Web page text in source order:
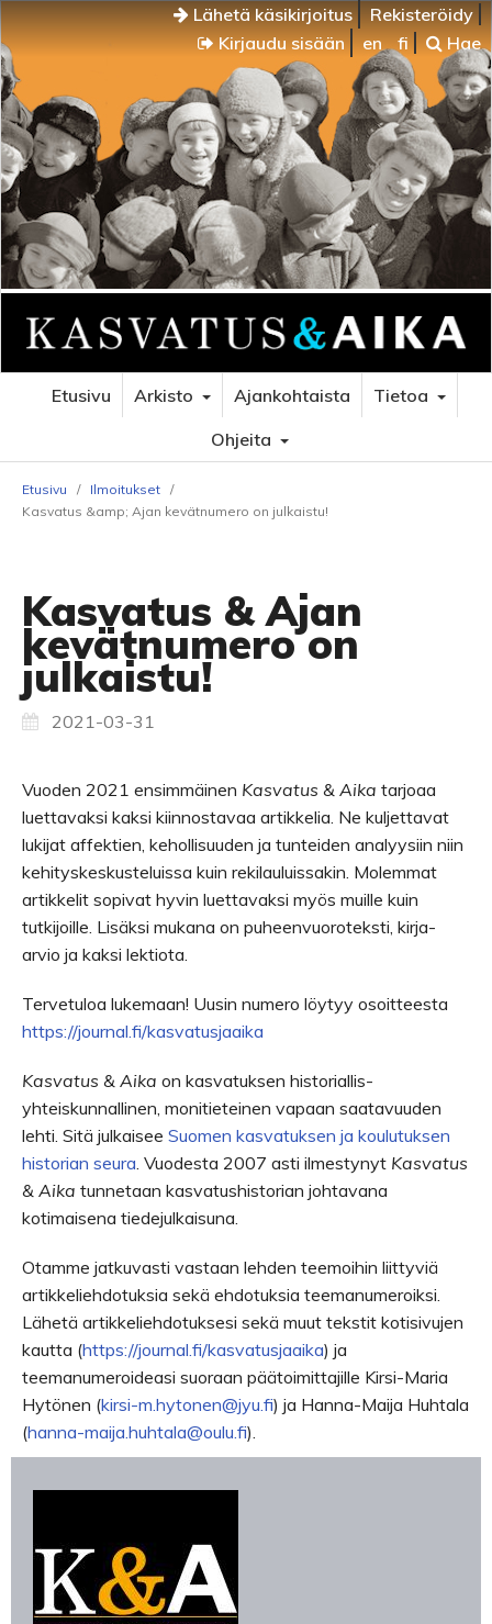
Lähetä käsikirjoitus
Rekisteröidy
Kirjaudu sisään
en fi Hae
Etusivu Arkisto Ajankohtaista
Tietoa
Ohjeita
Etusivu / Ilmoitukset /
Kasvatus &amp; Ajan kevätnumero on julkaistu!
Kasvatus & Ajan
kevätnumero on
julkaistu!
2021-03-31
Vuoden 2021 ensimmäinen Kasvatus & Aika tarjoaa
luettavaksi kaksi kiinnostavaa artikkelia. Ne kuljettavat
lukijat affektien, kehollisuuden ja tunteiden analyysiin niin
kehityskeskusteluissa kuin rekilauluissakin. Molemmat
artikkelit sopivat hyvin luettavaksi myös muille kuin
tutkijoille. Lisäksi mukana on puheenvuoroteksti, kirja-
arvio ja kaksi lektiota.
Tervetuloa lukemaan! Uusin numero löytyy osoitteesta
https://journal.fi/kasvatusjaaika
Kasvatus & Aika on kasvatuksen historiallis-
yhteiskunnallinen, monitieteinen vapaan saatavuuden
lehti. Sitä julkaisee Suomen kasvatuksen ja koulutuksen
historian seura. Vuodesta 2007 asti ilmestynyt Kasvatus
& Aika tunnetaan kasvatushistorian johtavana
kotimaisena tiedejulkaisuna.
Otamme jatkuvasti vastaan lehden teemoihin liittyviä
artikkeliehdotuksia sekä ehdotuksia teemanumeroiksi.
Lähetä artikkeliehdotuksesi sekä muut tekstit kotisivujen
kautta (https://journal.fi/kasvatusjaaika) ja
teemanumeroideasi suoraan päätoimittajille Kirsi-Maria
Hytönen (kirsi-m.hytonen@jyu.fi) ja Hanna-Maija Huhtala
(hanna-maija.huhtala@oulu.fi).